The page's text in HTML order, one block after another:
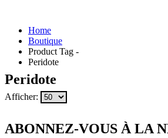
Home
Boutique
Product Tag -
Peridote
Peridote
Afficher:
ABONNEZ-VOUS À LA